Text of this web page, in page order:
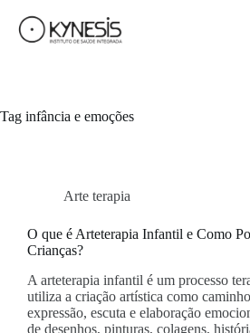
Tag infância e emoções
Arte terapia
O que é Arteterapia Infantil e Como
Crianças?
A arteterapia infantil é um processo
utiliza a criação artística como
expressão, escuta e elaboração
de desenhos, pinturas, colagens,